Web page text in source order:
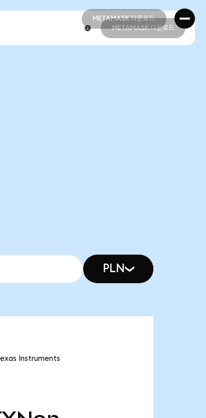
METAMASK 다운로드
METAMASK 다운로드
METAMASK 다운로드
PLN
Instruments